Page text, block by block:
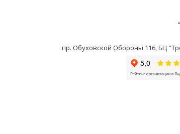
пр. Обуховской Обороны 116, БЦ